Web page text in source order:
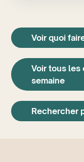
Voir quoi
Voir tous les
semaine
Rechercher